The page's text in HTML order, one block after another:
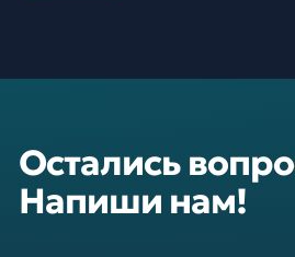
Остались
Напиши нам!